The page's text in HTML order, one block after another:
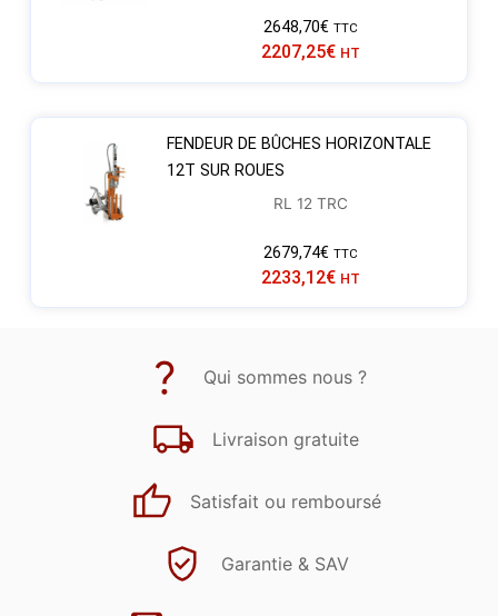
2648,70€ TTC
2207,25€ HT
FENDEUR DE BÛCHES HORIZONTALE
12T SUR ROUES
RL 12 TRC
2679,74€ TTC
2233,12€ HT
Qui sommes nous ?
Livraison gratuite
Satisfait ou remboursé
Garantie & SAV